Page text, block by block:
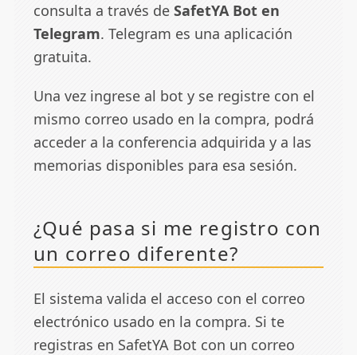
consulta a través de SafetYA Bot en
Telegram. Telegram es una aplicación
gratuita.
Una vez ingrese al bot y se registre con el
mismo correo usado en la compra, podrá
acceder a la conferencia adquirida y a las
memorias disponibles para esa sesión.
¿Qué pasa si me registro con
un correo diferente?
El sistema valida el acceso con el correo
electrónico usado en la compra. Si te
registras en SafetYA Bot con un correo